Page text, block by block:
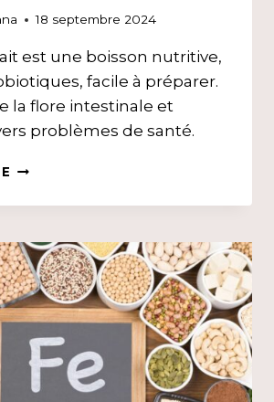
18 septembre 2024
est une boisson nutritive,
facile à préparer.
la flore intestinale et
problèmes de santé.
PROBIOTIQUES,
INTESTINALE
KÉFIR
DE
LAIT